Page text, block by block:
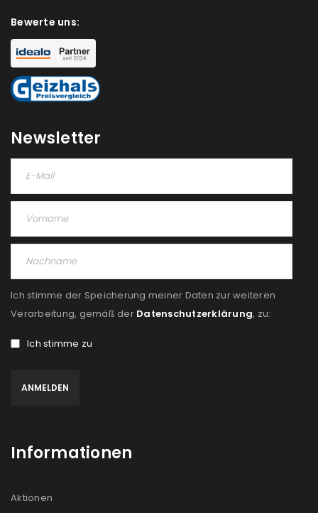
Bewerte uns:
Newsletter
Ich stimme der Speicherung meiner Daten zur weiteren
Verarbeitung, gemäß der Datenschutzerklärung, zu:
Ich stimme zu
Informationen
Aktionen